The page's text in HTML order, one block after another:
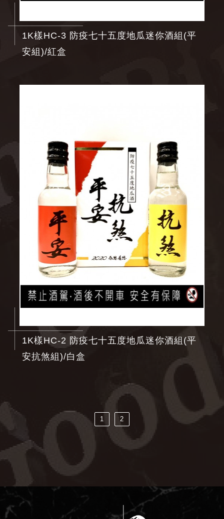
1K樣HC-3 防疫七十五度地瓜迷你酒組(平
安組)/紅盒
1K樣HC-2 防疫七十五度地瓜迷你酒組(平
安抗煞組)/白盒
1 2